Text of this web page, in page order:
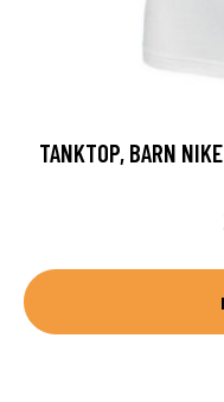
TANKTOP, BARN